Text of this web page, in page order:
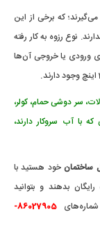
که برخی از این
نوع رزوه به کار رفته
ورودی یا خروجی آن‌ها
وجود دارند.
سر دوشی حمام، کولر،
با آب سروکار دارند،
ساختمانخود هستید با
بدهند و بتوانید
86027905-